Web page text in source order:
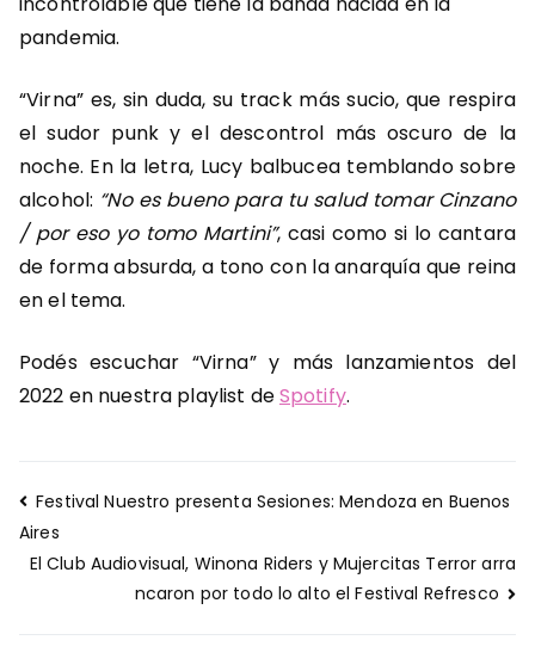
pandemia.
“Virna” es, sin duda, su track más sucio, que respira
el sudor punk y el descontrol más oscuro de la
noche. En la letra, Lucy balbucea temblando sobre
alcohol: “No es bueno para tu salud tomar Cinzano
/ por eso yo tomo Martini”, casi como si lo cantara
de forma absurda, a tono con la anarquía que reina
en el tema.
Podés escuchar “Virna” y más lanzamientos del
2022 en nuestra playlist deSpotify.
Navegación
de
entradas
Festival Nuestro presenta Sesiones: Mendoza en Buenos
Aires
El Club Audiovisual, Winona Riders y Mujercitas Terror arra
ncaron por todo lo alto el Festival Refresco